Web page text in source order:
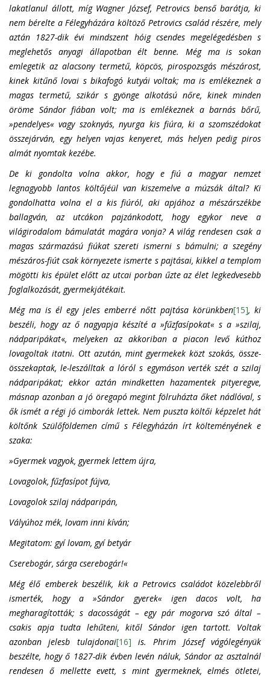
lakatlanul állott, míg Wagner József, Petrovics benső barátja, ki
nem bérelte a Félegyházára költöző Petrovics család részére, mely
aztán 1827-dik évi mindszent hóig csendes megelégedésben s
meglehetős anyagi állapotban élt benne. Még ma is sokan
emlegetik az alacsony termetű, köpcös, pirospozsgás mészárost,
kinek kitűnő lovai s bikafogó kutyái voltak; ma is emlékeznek a
magas termetű, szikár s gyönge alkotású nőre, kinek minden
öröme Sándor fiában volt; ma is emlékeznek a barnás bőrű,
»pendelyes« vagy szoknyás, nyurga kis fiúra, ki a szomszédokat
összejárván, egy helyen vajas kenyeret, más helyen pedig piros
almát nyomtak kezébe.
De ki gondolta volna akkor, hogy e fiú a magyar nemzet
legnagyobb lantos költőjéül van kiszemelve a múzsák által? Ki
gondolhatta volna el a kis fiúról, aki apjához a mészárszékbe
ballagván, az utcákon pajzánkodott, hogy egykor neve a
világirodalom bámulatát magára vonja? A világ rendesen csak a
magas származású fiúkat szereti ismerni s bámulni; a szegény
mészáros-fiút csak környezete ismerte s pajtásai, kikkel a templom
mögötti kis épület előtt az utcai porban űzte az élet legkedvesebb
foglalkozását, gyermekjátékait.
Még ma is él egy jeles emberré nőtt pajtása körünkben[15], ki
beszéli, hogy az ő nagyapja készíté a »fűzfasípokat« s a »szilaj,
nádparipákat«, melyeken az akkoriban a piacon levő kúthoz
lovagoltak itatni. Ott azután, mint gyermekek közt szokás, össze-
összekaptak, le-leszálltak a lóról s egymáson verték szét a szilaj
nádparipákat; ekkor aztán mindketten hazamentek pityeregve,
másnap azonban a jó öregapó megint fölruházta őket nádlóval, s
ők ismét a régi jó cimborák lettek. Nem puszta költői képzelet hát
költőnk Szülőföldemen című s Félegyházán írt költeményének e
szaka:
»Gyermek vagyok, gyermek lettem újra,
Lovagolok, fűzfasípot fújva,
Lovagolok szilaj nádparipán,
Vályúhoz mék, lovam inni kíván;
Megitatom: gyí lovam, gyí betyár
Cserebogár, sárga cserebogár!«
Még élő emberek beszélik, kik a Petrovics családot közelebbről
ismerték, hogy a »Sándor gyerek« igen dacos volt, ha
megharagították; s dacosságát – egy pár mogorva szó által –
csakis apja tudta lehűteni, kitől Sándor igen tartott. Voltak
azonban jelesb tulajdonai[16] is. Phrim József vágólegényük
beszélte, hogy ő 1827-dik évben levén náluk, Sándor az asztalnál
rendesen ő mellette evett, s mint gyermeknek, elmés ötletei,